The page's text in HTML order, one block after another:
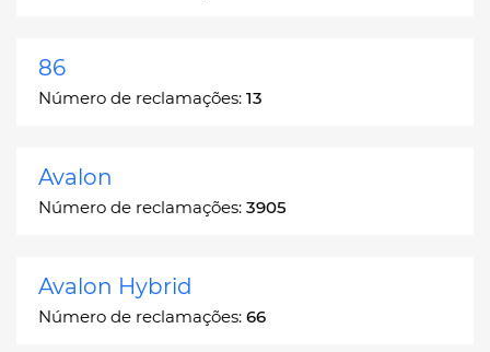
86
Número de reclamações: 13
Avalon
Número de reclamações: 3905
Avalon Hybrid
Número de reclamações: 66